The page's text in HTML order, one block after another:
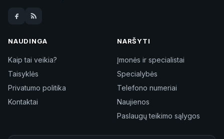
NAUDINGA
Kaip tai veikia?
Taisyklės
Privatumo politika
Kontaktai
NARŠYTI
Įmonės ir specialistai
Specialybės
Telefono numeriai
Naujienos
Paslaugų teikimo sąlygos